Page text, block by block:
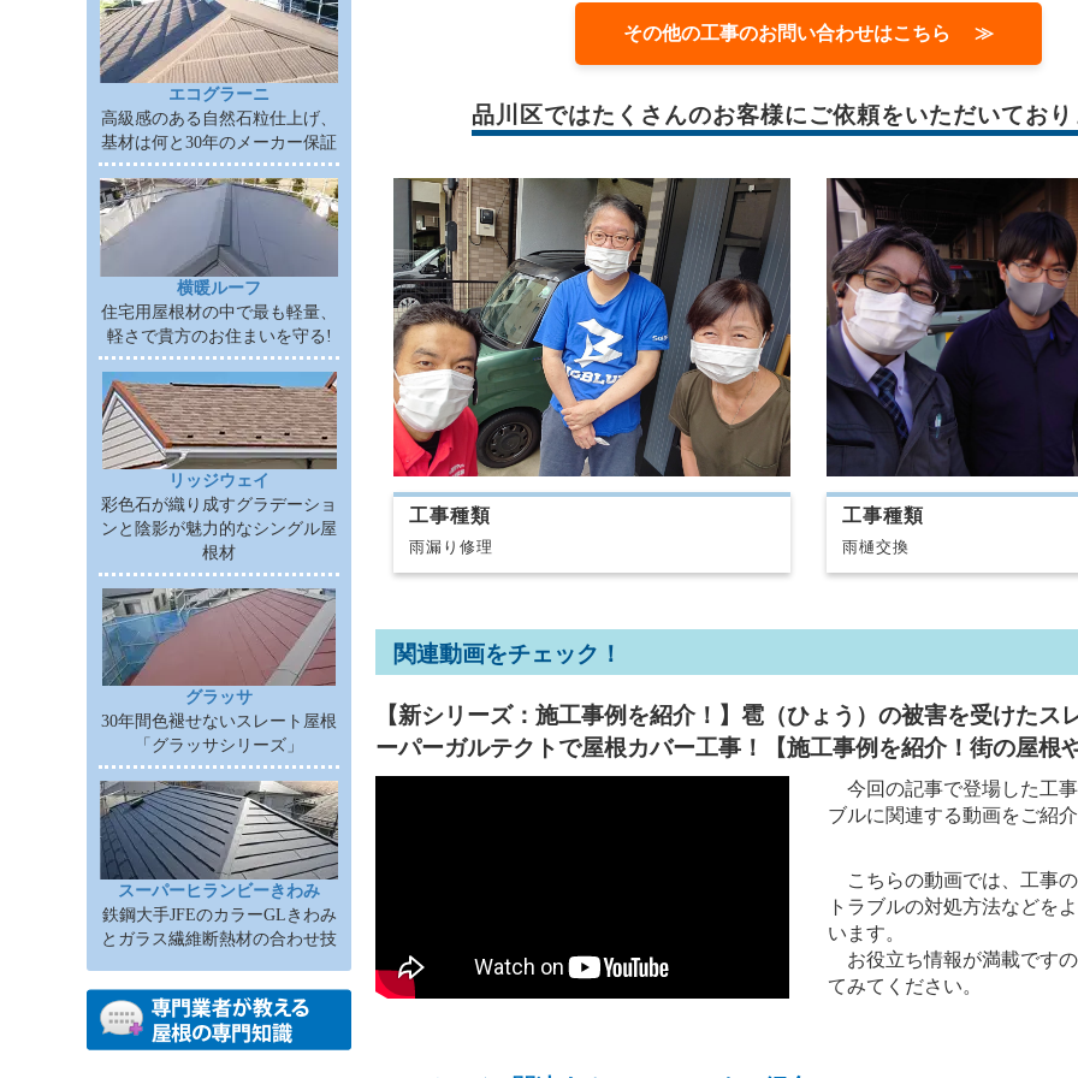
エコグラーニ
高級感のある自然石粒仕上げ、
基材は何と30年のメーカー保証
横暖ルーフ
住宅用屋根材の中で最も軽量、
軽さで貴方のお住まいを守る!
リッジウェイ
彩色石が織り成すグラデーショ
ンと陰影が魅力的なシングル屋
根材
グラッサ
30年間色褪せないスレート屋根
「グラッサシリーズ」
スーパーヒランビーきわみ
鉄鋼大手JFEのカラーGLきわみ
とガラス繊維断熱材の合わせ技
その他の工事のお問い合わせはこちら ≫
品川区ではたくさんのお客様にご依頼をいただいてお
工事種類
雨漏り修理
工事種類
雨樋交換
関連動画をチェック！
【新シリーズ：施工事例を紹介！】雹（ひょう）の被害を受けたス
ーパーガルテクトで屋根カバー工事！【施工事例を紹介！街の屋根
今回の記事で登場した工
ブルに関連する動画をご紹
こちらの動画では、工事
トラブルの対処方法などを
います。
お役立ち情報が満載です
てみてください。